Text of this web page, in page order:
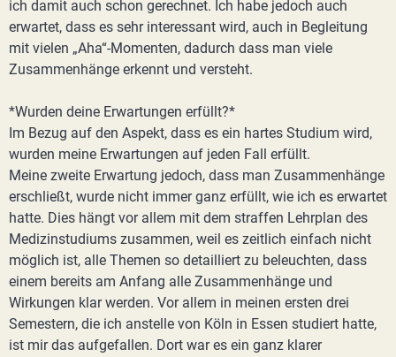
ich damit auch schon gerechnet. Ich habe jedoch auch
erwartet, dass es sehr interessant wird, auch in Begleitung
mit vielen „Aha“-Momenten, dadurch dass man viele
Zusammenhänge erkennt und versteht.
*Wurden deine Erwartungen erfüllt?*
Im Bezug auf den Aspekt, dass es ein hartes Studium wird,
wurden meine Erwartungen auf jeden Fall erfüllt.
Meine zweite Erwartung jedoch, dass man Zusammenhänge
erschließt, wurde nicht immer ganz erfüllt, wie ich es erwartet
hatte. Dies hängt vor allem mit dem straffen Lehrplan des
Medizinstudiums zusammen, weil es zeitlich einfach nicht
möglich ist, alle Themen so detailliert zu beleuchten, dass
einem bereits am Anfang alle Zusammenhänge und
Wirkungen klar werden. Vor allem in meinen ersten drei
Semestern, die ich anstelle von Köln in Essen studiert hatte,
ist mir das aufgefallen. Dort war es ein ganz klarer